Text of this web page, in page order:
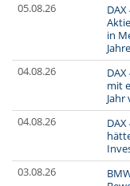
05.08.26
in
04.08.26
mit
Jahr
04.08.26
03.08.26